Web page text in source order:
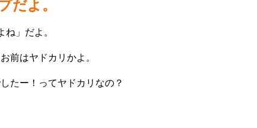
だよ。
」だよ。
前はヤドカリかよ。
たー！ってヤドカリなの？